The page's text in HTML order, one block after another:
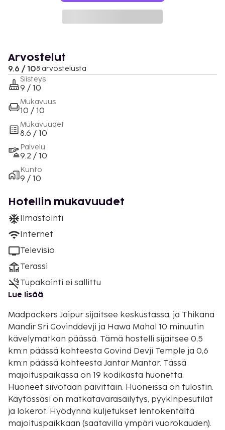
Arvostelut
9.6 / 108 arvostelusta
Siisteys
9 / 10
Mukavuus
10 / 10
Mukavuudet
8.6 / 10
Palvelu
9.2 / 10
Kunto
9 / 10
Hotellin mukavuudet
Ilmastointi
Internet
Televisio
Terassi
Tupakointi ei sallittu
Lue lisää
Madpackers Jaipur sijaitsee keskustassa, ja Thikana
Mandir Sri Govinddevji ja Hawa Mahal 10 minuutin
kävelymatkan päässä. Tämä hostelli sijaitsee 0,5
km:n päässä kohteesta Govind Devji Temple ja 0,6
km:n päässä kohteesta Jantar Mantar. Tässä
majoituspaikassa on 19 kodikasta huonetta.
Huoneet siivotaan päivittäin. Huoneissa on tulostin.
Käytössäsi on matkatavarasäilytys, pyykinpesutilat
ja lokerot. Hyödynnä kuljetukset lentokentältä
majoituspaikkaan (saatavilla ympäri vuorokauden).